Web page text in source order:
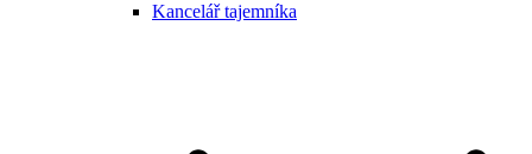
Kancelář tajemníka